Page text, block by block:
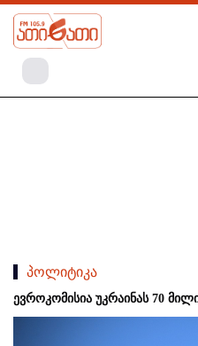
პოლიტიკა
ევროკომისია უკრაინას 70